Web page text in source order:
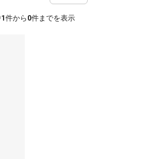
1 件から 0件までを表示